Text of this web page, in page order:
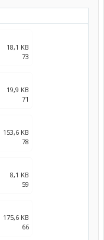
18,1 KB
73
19,9 KB
71
153,6 KB
78
8,1 KB
59
175,6 KB
66